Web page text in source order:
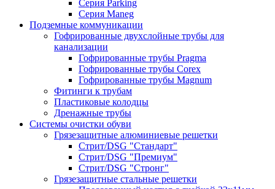
Серия Parking
Серия Maneg
Подземные коммуникации
Гофрированные двухслойные трубы для
канализации
Гофрированные трубы Pragma
Гофрированные трубы Corex
Гофрированные трубы Magnum
Фитинги к трубам
Пластиковые колодцы
Дренажные трубы
Системы очистки обуви
Грязезащитные алюминиевые решетки
Стрит/DSG "Стандарт"
Стрит/DSG "Премиум"
Стрит/DSG "Стронг"
Грязезащитные стальные решетки